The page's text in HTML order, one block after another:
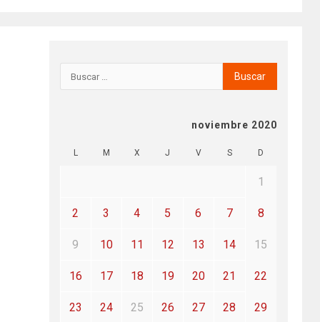
noviembre 2020
L M X J V S D
1
2 3 4 5 6 7 8
9 10 11 12 13 14 15
16 17 18 19 20 21 22
23 24 25 26 27 28 29